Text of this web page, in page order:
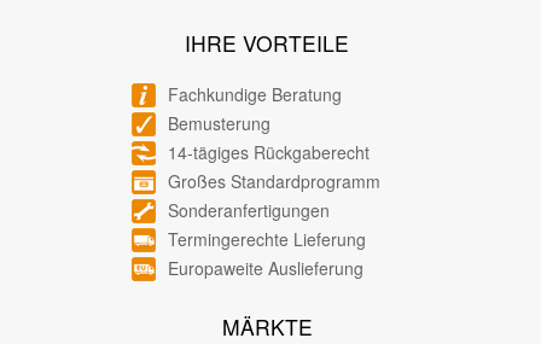
IHRE VORTEILE
Fachkundige Beratung
Bemusterung
14-tägiges Rückgaberecht
Großes Standardprogramm
Sonderanfertigungen
Termingerechte Lieferung
Europaweite Auslieferung
MÄRKTE